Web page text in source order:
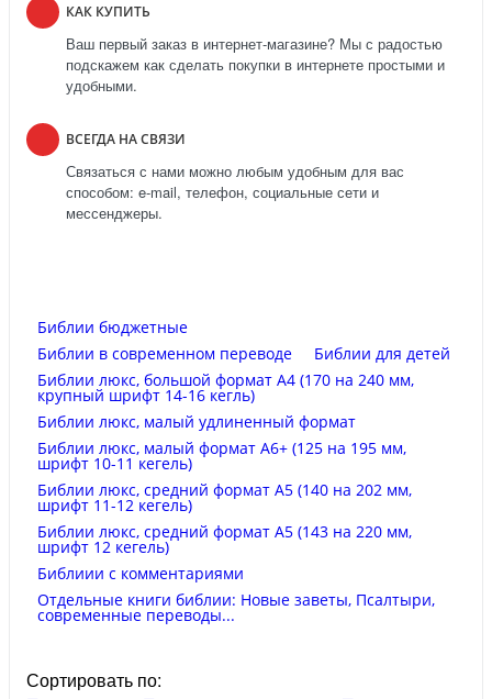
КАК КУПИТЬ
Ваш первый заказ в интернет-магазине? Мы с радостью
подскажем как сделать покупки в интернете простыми и
удобными.
ВСЕГДА НА СВЯЗИ
Связаться с нами можно любым удобным для вас
способом: e-mail, телефон, социальные сети и
мессенджеры.
Библии бюджетные
Библии в современном переводе
Библии для детей
Библии люкс, большой формат А4 (170 на 240 мм,
крупный шрифт 14-16 кегль)
Библии люкс, малый удлиненный формат
Библии люкс, малый формат А6+ (125 на 195 мм,
шрифт 10-11 кегель)
Библии люкс, средний формат А5 (140 на 202 мм,
шрифт 11-12 кегель)
Библии люкс, средний формат А5 (143 на 220 мм,
шрифт 12 кегель)
Библиии с комментариями
Отдельные книги библии: Новые заветы, Псалтыри,
современные переводы...
Сортировать по: